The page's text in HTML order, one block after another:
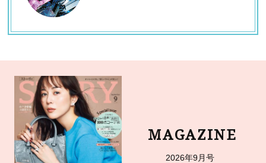
MAGAZINE
2026年9月号